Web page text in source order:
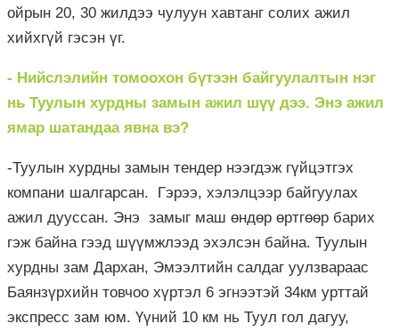
ойрын 20, 30 жилдээ чулуун хавтанг солих ажил
хийхгүй гэсэн үг.
- Нийслэлийн томоохон бүтээн байгуулалтын нэг
нь Туулын хурдны замын ажил шүү дээ. Энэ ажил
ямар шатандаа явна вэ?
-Туулын хурдны замын тендер нээгдэж гүйцэтгэх
компани шалгарсан. Гэрээ, хэлэлцээр байгуулах
ажил дууссан. Энэ замыг маш өндөр өртгөөр барих
гэж байна гээд шүүмжлээд эхэлсэн байна. Туулын
хурдны зам Дархан, Эмээлтийн салдаг уулзвараас
Баянзүрхийн товчоо хүртэл 6 эгнээтэй 34км урттай
экспресс зам юм. Үүний 10 км нь Туул гол дагуу,